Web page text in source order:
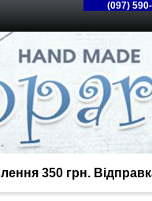
(097)
350 грн.